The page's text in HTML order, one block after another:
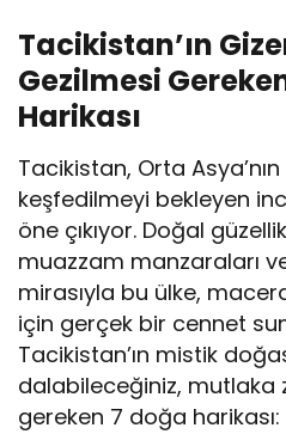
Tacikistan’ın
Gezilmesi
Harikası
Tacikistan, Orta
keşfedilmeyi bekleyen
öne çıkıyor. Doğal
muazzam manzaraları
mirasıyla bu ülke,
için gerçek bir cennet
Tacikistan’ın mistik
dalabileceğiniz, mutlaka
gereken 7 doğa harikası: